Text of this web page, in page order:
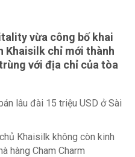
vừa công bố khai
Khaisilk chỉ mới thành
với địa chỉ của tòa
lâu đài 15 triệu USD ở Sài
Khaisilk không còn kinh
hàng Cham Charm